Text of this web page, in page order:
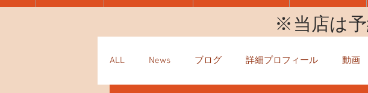
​※当店は
ALL News ブログ 詳細プロフィール 動画